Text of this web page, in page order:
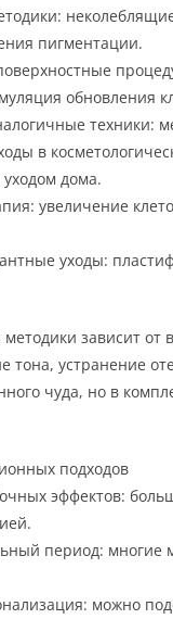
пигментации.
обновления
техники:
в
дома.
увеличение
уходы:
зависит от
устранение
чуда, но в
подходов
эффектов:
период: многие
можно